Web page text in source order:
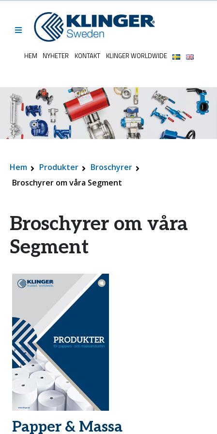
HEM NYHETER KONTAKT KLINGER WORLDWIDE
Hem Produkter
Broschyrer
Broschyrer om våra Segment
Broschyrer om våra
Segment
Papper & Massa